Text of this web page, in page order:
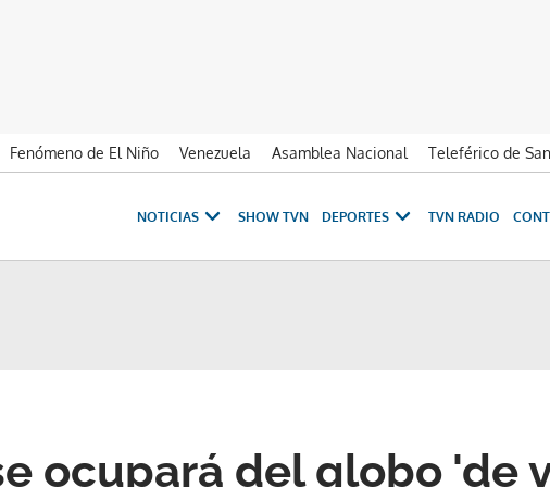
Fenómeno de El Niño Venezuela Asamblea Nacional Teleférico de
NOTICIAS SHOW TVN DEPORTES TVN RADIO
ocupará del globo 'de